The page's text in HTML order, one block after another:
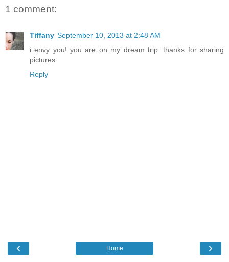
1 comment:
Tiffany September 10, 2013 at 2:48 AM
i envy you! you are on my dream trip. thanks for sharing
pictures
Reply
‹ ›
Home